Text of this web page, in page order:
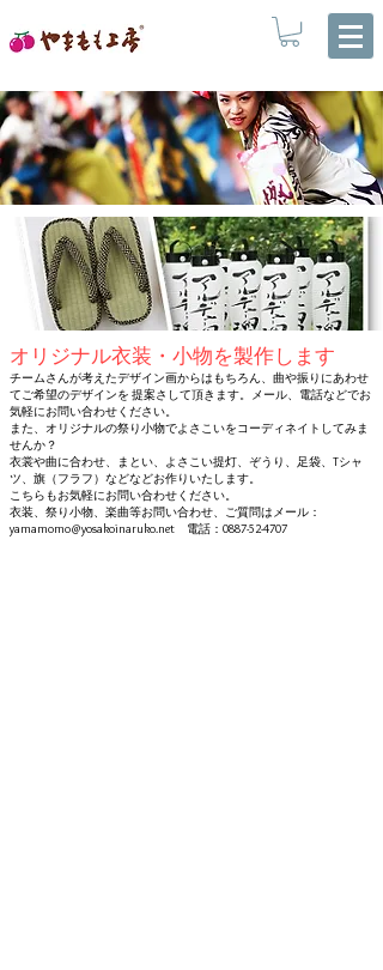
オリジナル衣装・小物を製作します
チームさんが考えたデザイン画からはもちろん、曲や振りにあわせ
てご希望のデザインを 提案さして頂きます。メール、電話などでお
気軽にお問い合わせください。
また、オリジナルの祭り小物でよさこいをコーディネイトしてみま
せんか？
衣裳や曲に合わせ、まとい、よさこい提灯、ぞうり、足袋、Tシャ
ツ、旗（フラフ）などなどお作りいたします。
こちらもお気軽にお問い合わせください。
衣装、祭り小物、楽曲等お問い合わせ、ご質問はメール：
yamamomo@yosakoinaruko.net 電話：0887-52-4707